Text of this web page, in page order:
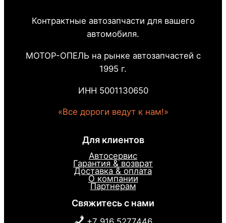
Контрактные автозапчасти для вашего
автомобиля.
МОТОР-ОПЕЛЬ на рынке автозапчастей с
1995 г.
ИНН 5001130650
«Все дороги ведут к нам!»
Для клиентов
Автосервис
Гарантия & возврат
Доставка & оплата
О компании
Партнерам
Свяжитесь с нами